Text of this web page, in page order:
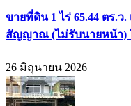
ขายที่ดิน 1 ไร่ 65.44 ตร.ว
สัญญาณ (ไม่รับนายหน้า) โ
26 มิถุนายน 2026